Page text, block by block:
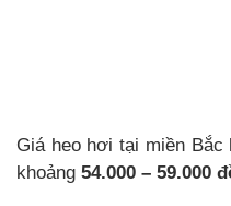
Giá heo hơi tại miền
khoảng 54.000 – 59.000